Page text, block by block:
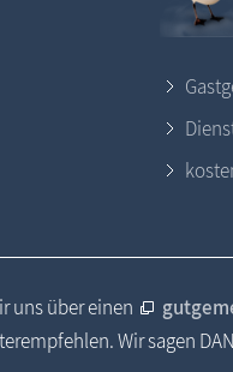
uns über einen
Wir sagen